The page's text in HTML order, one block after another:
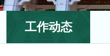
工作动态